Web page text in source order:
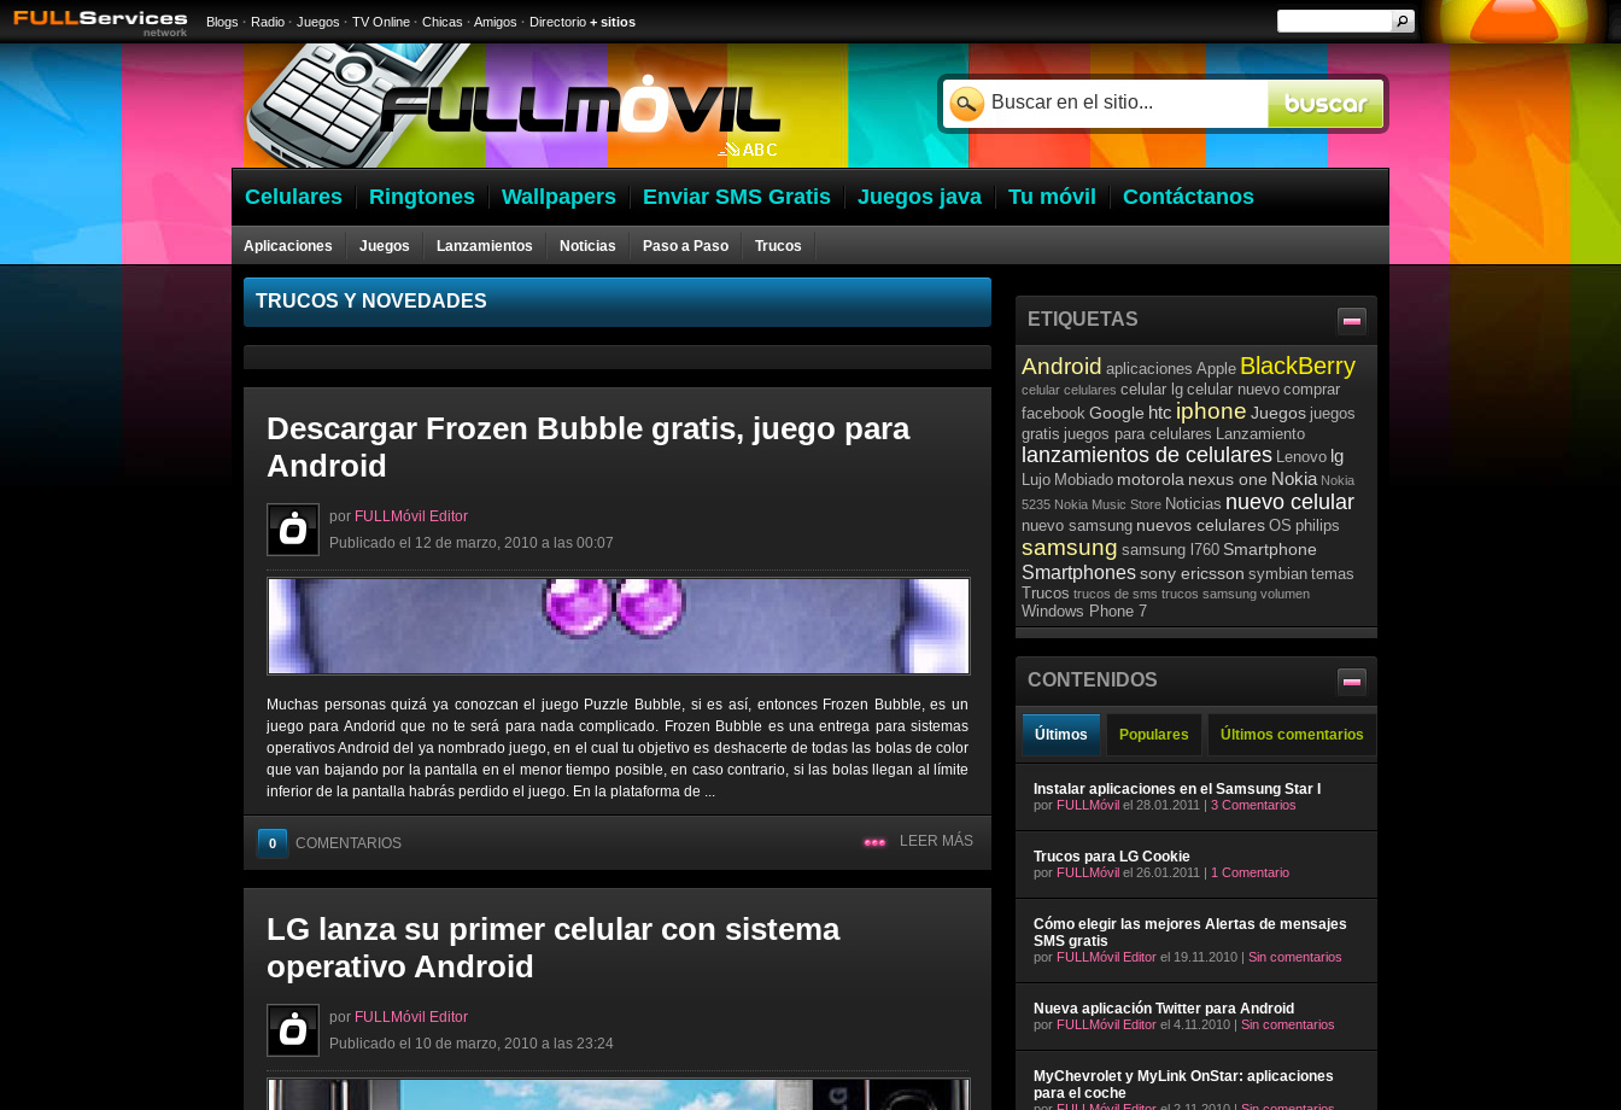
Blogs · Radio · Juegos · TV Online · Chicas · Amigos · Directorio + sitios
Celulares Ringtones Wallpapers Enviar SMS Gratis Juegos java Tu móvil Contáctanos
Aplicaciones Juegos Lanzamientos Noticias Paso a Paso Trucos
Celulares
TRUCOS Y NOVEDADES
Descargar Frozen Bubble gratis, juego para
Android
por FULLMóvil Editor
Publicado el 12 de marzo, 2010 a las 00:07
Muchas personas quizá ya conozcan el juego Puzzle Bubble, si es así, entonces Frozen Bubble, es un
juego para Andorid que no te será para nada complicado. Frozen Bubble es una entrega para sistemas
operativos Android del ya nombrado juego, en el cual tu objetivo es deshacerte de todas las bolas de color
que van bajando por la pantalla en el menor tiempo posible, en caso contrario, si las bolas llegan al límite
inferior de la pantalla habrás perdido el juego. En la plataforma de ...
0 COMENTARIOS LEER MÁS
LG lanza su primer celular con sistema
operativo Android
por FULLMóvil Editor
Publicado el 10 de marzo, 2010 a las 23:24
ETIQUETAS
Android aplicaciones Apple BlackBerry
celular celulares celular lg celular nuevo comprar
facebook Google htc iphone Juegos juegos
gratis juegos para celulares Lanzamiento
lanzamientos de celulares Lenovo lg
Lujo Mobiado motorola nexus one Nokia Nokia
5235 Nokia Music Store Noticias nuevo celular
nuevo samsung nuevos celulares OS philips
samsung samsung l760 Smartphone
Smartphonessony ericsson symbian temas
Trucos trucos de sms trucos samsung volumen
Windows Phone 7
CONTENIDOS
Últimos Populares Últimos comentarios
Instalar aplicaciones en el Samsung Star I
por FULLMóvil el 28.01.2011 | 3 Comentarios
Trucos para LG Cookie
por FULLMóvil el 26.01.2011 | 1 Comentario
Cómo elegir las mejores Alertas de mensajes
SMS gratis
por FULLMóvil Editor el 19.11.2010 | Sin comentarios
Nueva aplicación Twitter para Android
por FULLMóvil Editor el 4.11.2010 | Sin comentarios
MyChevrolet y MyLink OnStar: aplicaciones
para el coche